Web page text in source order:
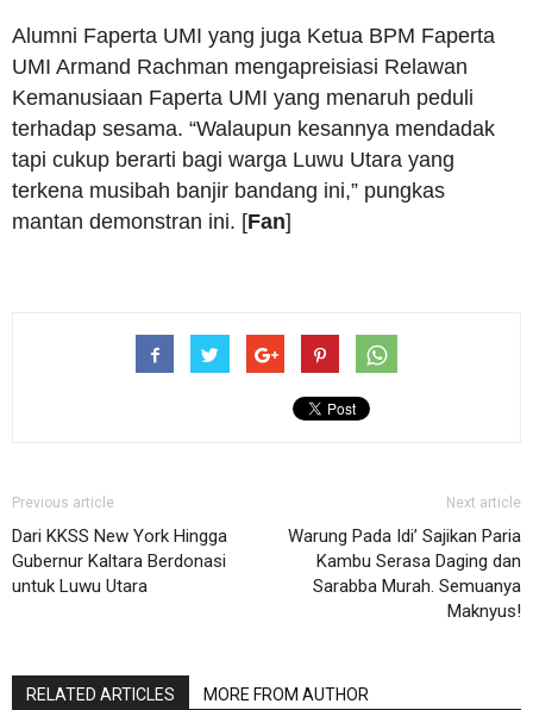
Alumni Faperta UMI yang juga Ketua BPM Faperta
UMI Armand Rachman mengapreisiasi Relawan
Kemanusiaan Faperta UMI yang menaruh peduli
terhadap sesama. “Walaupun kesannya mendadak
tapi cukup berarti bagi warga Luwu Utara yang
terkena musibah banjir bandang ini,” pungkas
mantan demonstran ini. [Fan]
Previous article
Dari KKSS New York Hingga
Gubernur Kaltara Berdonasi
untuk Luwu Utara
Next article
Warung Pada Idi’ Sajikan Paria
Kambu Serasa Daging dan
Sarabba Murah. Semuanya
Maknyus!
RELATED ARTICLES MORE FROM AUTHOR